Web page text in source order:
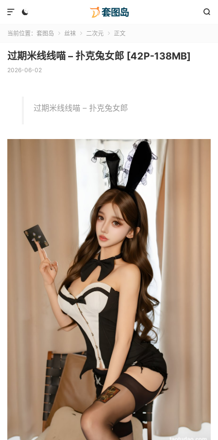
 

当前位置： 套图岛  丝袜  二次元  正文
过期米线线喵 – 扑克兔女郎 [42P-138MB]
2026-06-02
过期米线线喵 – 扑克兔女郎